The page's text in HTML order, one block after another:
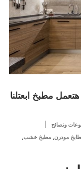
مطبخ ابعتلنا
ونصائح
مودرن, مطبخ خشب,